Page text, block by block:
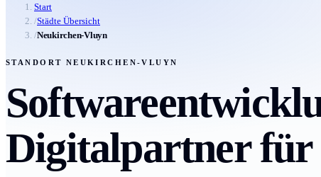
Start
/Städte Übersicht
/Neukirchen-Vluyn
STANDORT NEUKIRCHEN-VLUYN
Digitalpartner für